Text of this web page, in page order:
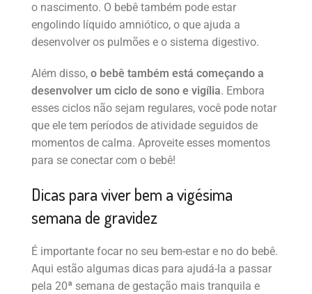
o nascimento. O bebê também pode estar
engolindo líquido amniótico, o que ajuda a
desenvolver os pulmões e o sistema digestivo.
Além disso, o bebê também está começando a
desenvolver um ciclo de sono e vigília. Embora
esses ciclos não sejam regulares, você pode notar
que ele tem períodos de atividade seguidos de
momentos de calma. Aproveite esses momentos
para se conectar com o bebê!
Dicas para viver bem a vigésima
semana de gravidez
É importante focar no seu bem-estar e no do bebê.
Aqui estão algumas dicas para ajudá-la a passar
pela 20ª semana de gestação mais tranquila e